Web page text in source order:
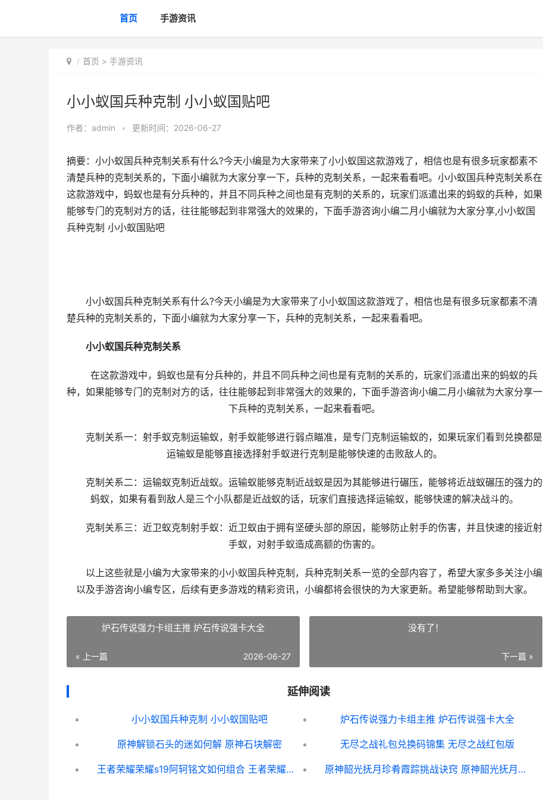
首页 手游资讯
首页 > 手游资讯
小小蚁国兵种克制 小小蚁国贴吧
作者： admin • 更新时间：2026-06-27
摘要：小小蚁国兵种克制关系有什么?今天小编是为大家带来了小小蚁国这款游戏了，相信也是有很多玩家都素不
清楚兵种的克制关系的，下面小编就为大家分享一下，兵种的克制关系，一起来看看吧。小小蚁国兵种克制关系在
这款游戏中，蚂蚁也是有分兵种的，并且不同兵种之间也是有克制的关系的，玩家们派遣出来的蚂蚁的兵种，如果
能够专门的克制对方的话，往往能够起到非常强大的效果的，下面手游咨询小编二月小编就为大家分享,小小蚁国
兵种克制 小小蚁国贴吧
小小蚁国兵种克制关系有什么?今天小编是为大家带来了小小蚁国这款游戏了，相信也是有很多玩家都素不清
楚兵种的克制关系的，下面小编就为大家分享一下，兵种的克制关系，一起来看看吧。
小小蚁国兵种克制关系
在这款游戏中，蚂蚁也是有分兵种的，并且不同兵种之间也是有克制的关系的，玩家们派遣出来的蚂蚁的兵
种，如果能够专门的克制对方的话，往往能够起到非常强大的效果的，下面手游咨询小编二月小编就为大家分享一
下兵种的克制关系，一起来看看吧。
克制关系一：射手蚁克制运输蚁，射手蚁能够进行弱点瞄准，是专门克制运输蚁的，如果玩家们看到兑换都是
运输蚁是能够直接选择射手蚁进行克制是能够快速的击败敌人的。
克制关系二：运输蚁克制近战蚁。运输蚁能够克制近战蚁是因为其能够进行碾压，能够将近战蚁碾压的强力的
蚂蚁，如果有看到敌人是三个小队都是近战蚁的话，玩家们直接选择运输蚁，能够快速的解决战斗的。
克制关系三：近卫蚁克制射手蚁：近卫蚁由于拥有坚硬头部的原因，能够防止射手的伤害，并且快速的接近射
手蚁，对射手蚁造成高额的伤害的。
以上这些就是小编为大家带来的小小蚁国兵种克制，兵种克制关系一览的全部内容了，希望大家多多关注小编
以及手游咨询小编专区，后续有更多游戏的精彩资讯，小编都将会很快的为大家更新。希望能够帮助到大家。
炉石传说强力卡组主推 炉石传说强卡大全
« 上一篇 2026-06-27
没有了！
下一篇 »
延伸阅读
小小蚁国兵种克制 小小蚁国贴吧 炉石传说强力卡组主推 炉石传说强卡大全
原神解锁石头的迷如何解 原神石块解密 无尽之战礼包兑换码锦集 无尽之战红包版
王者荣耀荣耀s19阿轲铭文如何组合 王者荣耀荣耀之章 原神韶光抚月珍肴霞踪挑战诀窍 原神韶光抚月在哪